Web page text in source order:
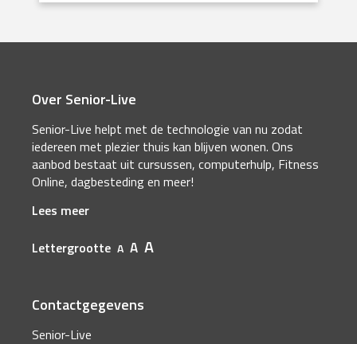
Over Senior-Live
Senior-Live helpt met de technologie van nu zodat
iedereen met plezier thuis kan blijven wonen. Ons
aanbod bestaat uit cursussen, computerhulp, Fitness
Online, dagbesteding en meer!
Lees meer
Lettergrootte A A A
Contactgegevens
Senior-Live